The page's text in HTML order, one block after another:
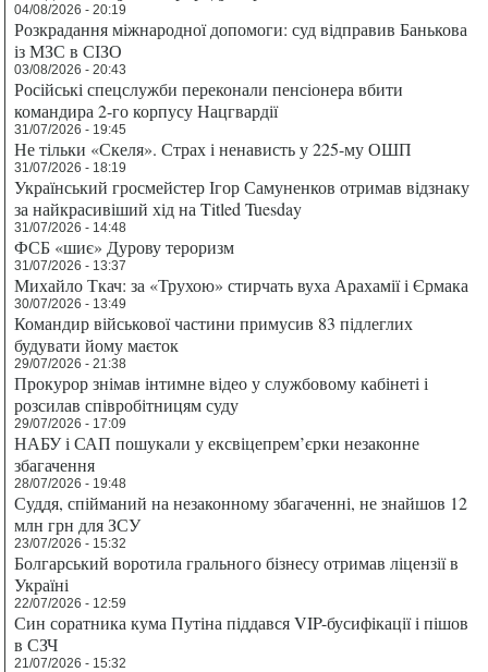
04/08/2026 - 20:19
Розкрадання міжнародної допомоги: суд відправив Банькова
із МЗС в СІЗО
03/08/2026 - 20:43
Російські спецслужби переконали пенсіонера вбити
командира 2-го корпусу Нацгвардії
31/07/2026 - 19:45
Не тільки «Скеля». Страх і ненависть у 225-му ОШП
31/07/2026 - 18:19
Український гросмейстер Ігор Самуненков отримав відзнаку
за найкрасивіший хід на Titled Tuesday
31/07/2026 - 14:48
ФСБ «шиє» Дурову тероризм
31/07/2026 - 13:37
Михайло Ткач: за «Трухою» стирчать вуха Арахамії і Єрмака
30/07/2026 - 13:49
Командир військової частини примусив 83 підлеглих
будувати йому маєток
29/07/2026 - 21:38
Прокурор знімав інтимне відео у службовому кабінеті і
розсилав співробітницям суду
29/07/2026 - 17:09
НАБУ і САП пошукали у ексвіцепрем’єрки незаконне
збагачення
28/07/2026 - 19:48
Суддя, спійманий на незаконному збагаченні, не знайшов 12
млн грн для ЗСУ
23/07/2026 - 15:32
Болгарський воротила грального бізнесу отримав ліцензії в
Україні
22/07/2026 - 12:59
Син соратника кума Путіна піддався VIP-бусифікації і пішов
в СЗЧ
21/07/2026 - 15:32